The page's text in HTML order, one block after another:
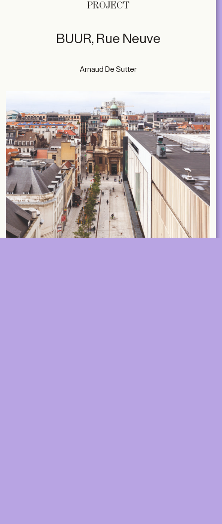
PROJECT
BUUR, Rue Neuve
Arnaud De Sutter
LIBRARY
MAGAZINES
EVENTS
ABOUT
ACCOUNT
SHOP
SUBSCRIBE
NL
FR
Contact
2026 © A+ Architects in Belgium
Conditions générales de vente
Politique de confidentialité